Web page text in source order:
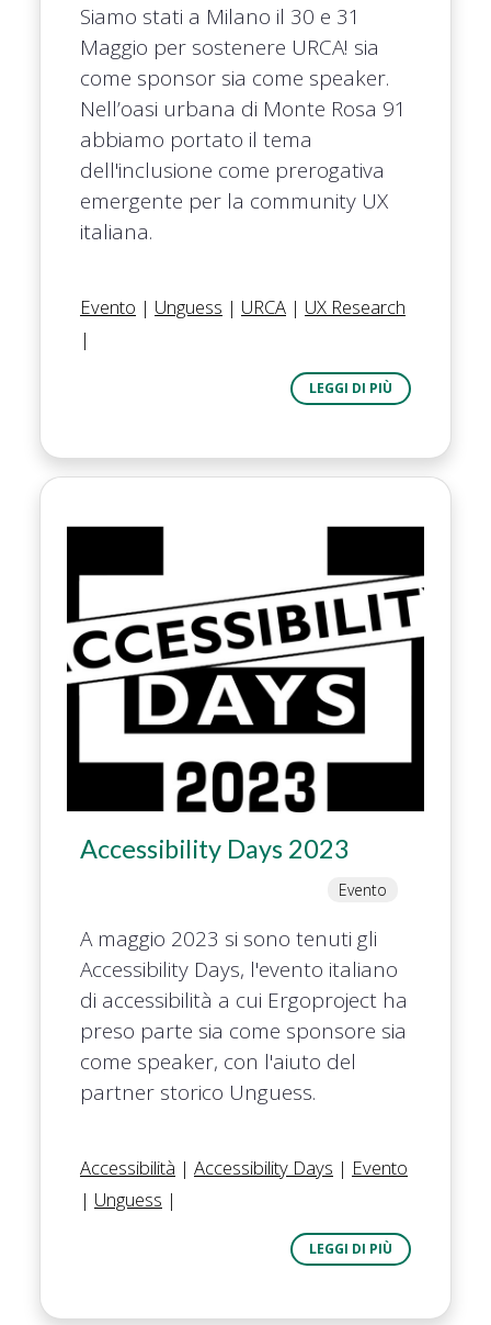
Siamo stati a Milano il 30 e 31
Maggio per sostenere URCA! sia
come sponsor sia come speaker.
Nell’oasi urbana di Monte Rosa 91
abbiamo portato il tema
dell'inclusione come prerogativa
emergente per la community UX
italiana.
Evento | Unguess | URCA | UX Research
|
LEGGI DI PIÙ
Accessibility Days 2023
Evento
A maggio 2023 si sono tenuti gli
Accessibility Days, l'evento italiano
di accessibilità a cui Ergoproject ha
preso parte sia come sponsore sia
come speaker, con l'aiuto del
partner storico Unguess.
Accessibilità | Accessibility Days | Evento
| Unguess |
LEGGI DI PIÙ